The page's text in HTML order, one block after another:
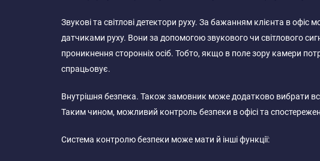
Звукові та світлові детектори руху. За бажанням клієнта в офіс
датчиками руху. Вони за допомогою звукового чи світлового
проникнення сторонніх осіб. Тобто, якщо в поле зору камери
спрацьовує.
Внутрішня безпека. Також замовник може додатково вибрати
Таким чином, можливий контроль безпеки в офісі та
Система контролю безпеки може мати й інші функції: